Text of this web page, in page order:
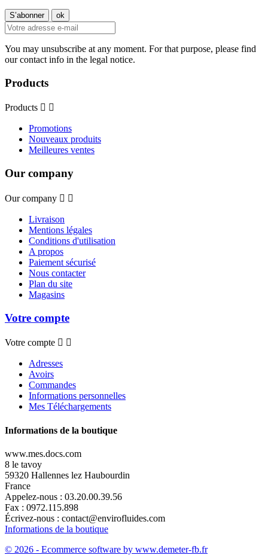
You may unsubscribe at any moment. For that purpose, please find
our contact info in the legal notice.
Products
Products  
Promotions
Nouveaux produits
Meilleures ventes
Our company
Our company  
Livraison
Mentions légales
Conditions d'utilisation
A propos
Paiement sécurisé
Nous contacter
Plan du site
Magasins
Votre compte
Votre compte  
Adresses
Avoirs
Commandes
Informations personnelles
Mes Téléchargements
Informations de la boutique
www.mes.docs.com
8 le tavoy
59320 Hallennes lez Haubourdin
France
Appelez-nous : 03.20.00.39.56
Fax : 0972.115.898
Écrivez-nous : contact@envirofluides.com
Informations de la boutique
© 2026 - Ecommerce software by www.demeter-fb.fr